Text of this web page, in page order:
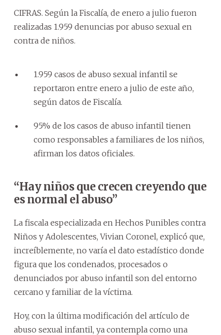
CIFRAS. Según la Fiscalía, de enero a julio fueron
realizadas 1.959 denuncias por abuso sexual en
contra de niños.
1.959 casos de abuso sexual infantil se
reportaron entre enero a julio de este año,
según datos de Fiscalía.
95% de los casos de abuso infantil tienen
como responsables a familiares de los niños,
afirman los datos oficiales.
“Hay niños que crecen creyendo que
es normal el abuso”
La fiscala especializada en Hechos Punibles contra
Niños y Adolescentes, Vivian Coronel, explicó que,
increíblemente, no varía el dato estadístico donde
figura que los condenados, procesados o
denunciados por abuso infantil son del entorno
cercano y familiar de la víctima.
Hoy, con la última modificación del artículo de
abuso sexual infantil, ya contempla como una